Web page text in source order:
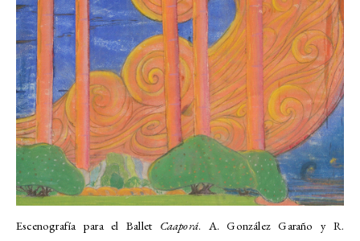
Escenografía para el Ballet Caaporá. A. González Garaño y R.